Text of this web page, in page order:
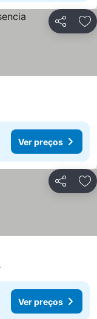
Partilhar
Ver preços
Partilhar
Ver preços